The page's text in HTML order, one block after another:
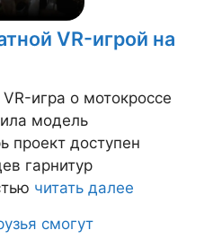
VR-игрой на
игра о мотокроссе
модель
проект доступен
гарнитур
читать далее